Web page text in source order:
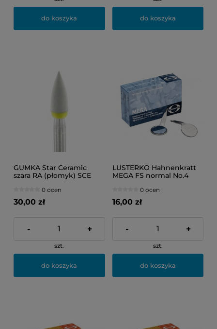
do koszyka do koszyka
GUMKA Star Ceramic
szara RA (płomyk) SCE
0 ocen
30,00 zł
- +
szt.
do koszyka
LUSTERKO Hahnenkratt
MEGA FS normal No.4
0 ocen
16,00 zł
- +
szt.
do koszyka